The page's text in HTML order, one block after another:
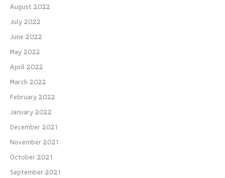
August 2022
July 2022
June 2022
May 2022
April 2022
March 2022
February 2022
January 2022
December 2021
November 2021
October 2021
September 2021